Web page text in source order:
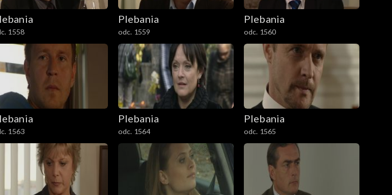
1558
Plebania
odc. 1559
Plebania
odc. 1560
1563
Plebania
odc. 1564
Plebania
odc. 1565